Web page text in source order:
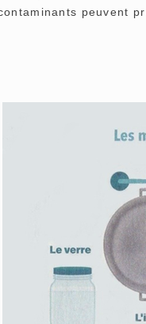
peuvent